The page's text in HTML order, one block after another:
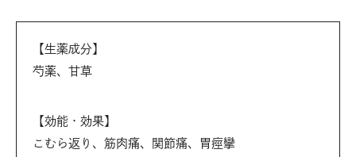
【生薬成分】
芍薬、甘草
【効能・効果】
こむら返り、筋肉痛、関節痛、胃痙攣